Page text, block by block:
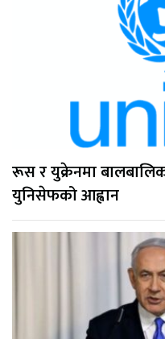
रूस र युक्रेनमा
युनिसेफको आह्वान